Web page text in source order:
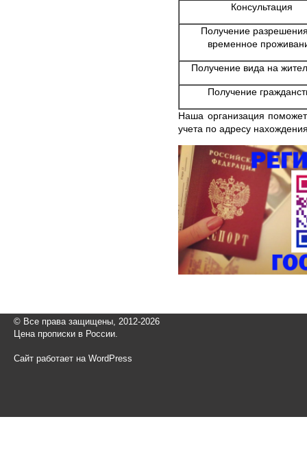
Консультация
Получение
временное
Получение вида на
Получение
Наша организация
учета по адресу
© Все права защищены, 2012-2026
Цена прописки в России.
Сайт работает на WordPress